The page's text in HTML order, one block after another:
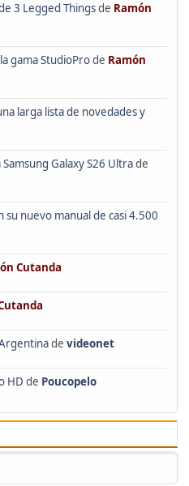
3 Legged Thingsde Ramón
gama StudioProde Ramón
larga lista de novedades y
Galaxy S26 Ultrade
nuevo manual de casi 4.500
Cutanda
de videonet
HD de Poucopelo